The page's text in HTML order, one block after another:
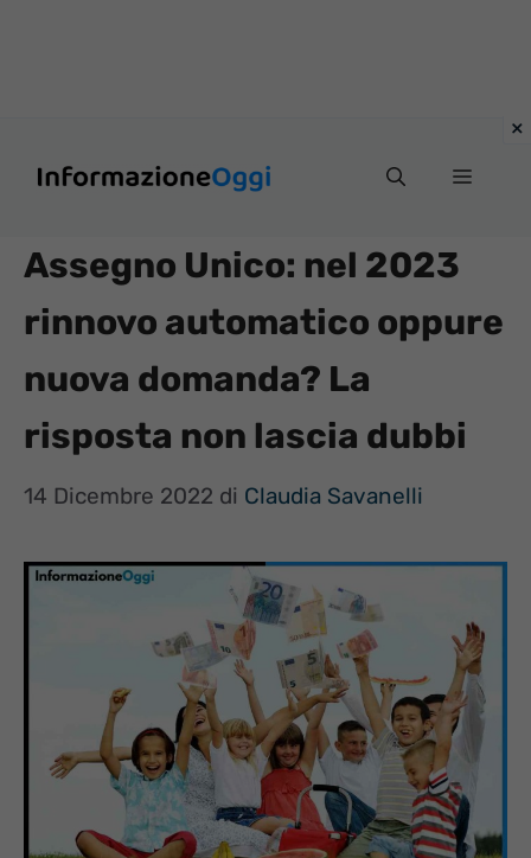
Menu
Assegno Unico: nel 2023
rinnovo automatico oppure
nuova domanda? La
risposta non lascia dubbi
14 Dicembre 2022 di Claudia Savanelli